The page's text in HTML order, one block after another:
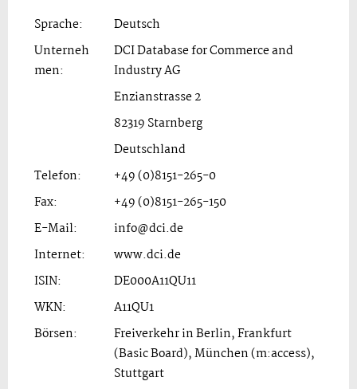
Sprache:
Deutsch
Unterneh
men:
DCI Database for Commerce and
Industry AG
Enzianstrasse 2
82319 Starnberg
Deutschland
Telefon:
+49 (0)8151-265-0
Fax:
+49 (0)8151-265-150
E-Mail:
info@dci.de
Internet:
www.dci.de
ISIN:
DE000A11QU11
WKN:
A11QU1
Börsen:
Freiverkehr in Berlin, Frankfurt
(Basic Board), München (m:access),
Stuttgart